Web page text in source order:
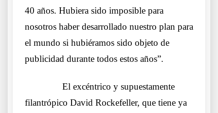
40 años. Hubiera sido imposible para
nosotros haber desarrollado nuestro plan para
el mundo si hubiéramos sido objeto de
publicidad durante todos estos años”.
El excéntrico y supuestamente
filantrópico David Rockefeller, que tiene ya